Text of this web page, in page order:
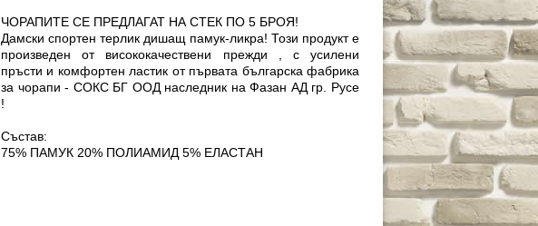
ЧОРАПИТЕ СЕ ПРЕДЛАГАТ НА СТЕК ПО 5 БРОЯ!
Дамски спортен терлик дишащ памук-ликра! Този продукт е
произведен от висококачествени прежди , с усилени
пръсти и комфортен ластик от първата българска фабрика
за чорапи - СОКС БГ ООД наследник на Фазан АД гр. Русе
!
Състав:
75% ПАМУК 20% ПОЛИАМИД 5% ЕЛАСТАН